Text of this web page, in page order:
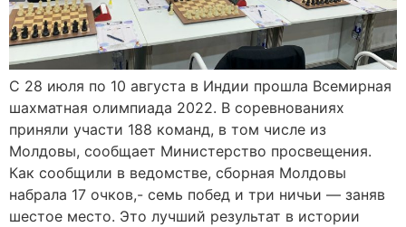
С 28 июля по 10 августа в Индии прошла Всемирная
шахматная олимпиада 2022. В соревнованиях
приняли участи 188 команд, в том числе из
Молдовы, сообщает Министерство просвещения.
Как сообщили в ведомстве, сборная Молдовы
набрала 17 очков,- семь побед и три ничьи — заняв
шестое место. Это лучший результат в истории